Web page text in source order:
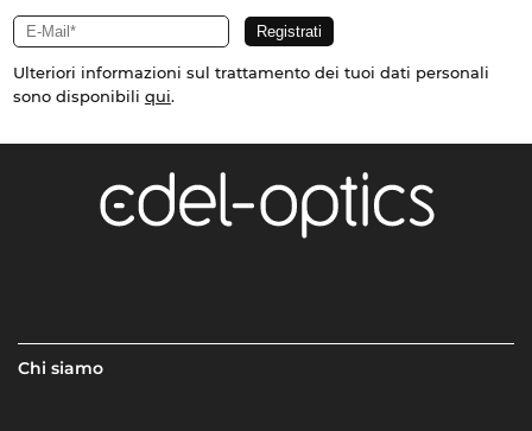
Ulteriori informazioni sul trattamento dei tuoi dati personali
sono disponibili qui.
Chi siamo